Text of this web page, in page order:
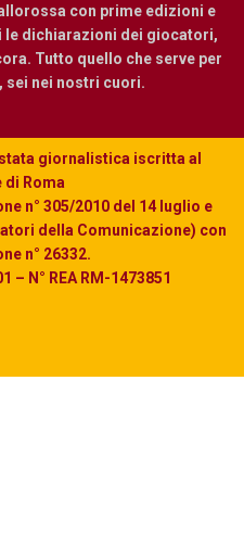
con prime edizioni e
le dichiarazioni dei giocatori,
Tutto quello che serve per
sei nei nostri cuori.
giornalistica iscritta al
di Roma
n° 305/2010 del 14 luglio e
della Comunicazione) con
n° 26332.
– N° REA RM-1473851